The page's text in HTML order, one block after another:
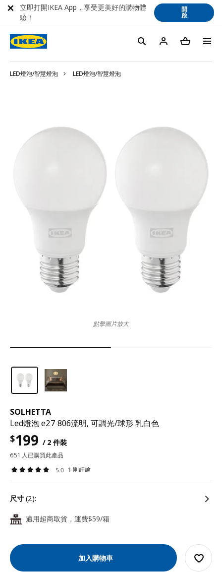
LED燈泡/智慧燈泡 LED燈泡/智慧燈泡
SOLHETTA
Led燈泡 e27 806流明, 可調光/球形 乳白色
$199 / 2 件裝
651 人已購買此產品
5.0 1 則評論
尺寸 (2):
24 適用超商取貨，運費$59/箱
加入購物車
點擊圖片放大
立即打開IKEA App，享受更美好的購物體
驗！
開
啟